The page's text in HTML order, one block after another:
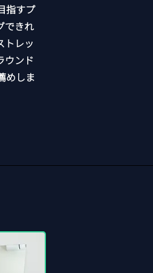
指すプ
できれ
トレッ
ウンド
めしま